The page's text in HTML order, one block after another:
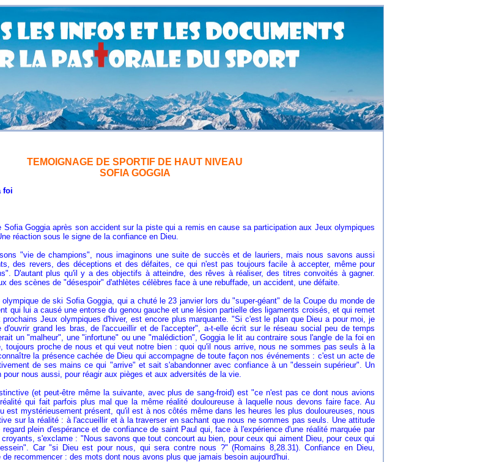
TEMOIGNAGE DE SPORTIF DE HAUT NIVEAU
SOFIA GOGGIA
Sofia Goggia après son accident sur la piste qui a remis en cause sa participation aux Jeux olympiques
réaction sous le signe de la confiance en Dieu.
"vie de champions", nous imaginons une suite de succès et de lauriers, mais nous savons aussi
des revers, des déceptions et des défaites, ce qui n'est pas toujours facile à accepter, même pour
D'autant plus qu'il y a des objectifs à atteindre, des rêves à réaliser, des titres convoités à gagner.
des scènes de "désespoir" d'athlètes célèbres face à une rebuffade, un accident, une défaite.
olympique de ski Sofia Goggia, qui a chuté le 23 janvier lors du "super-géant" de la Coupe du monde de
qui lui a causé une entorse du genou gauche et une lésion partielle des ligaments croisés, et qui remet
Jeux olympiques d'hiver, est encore plus marquante. "Si c'est le plan que Dieu a pour moi, je
d'ouvrir grand les bras, de l'accueillir et de l'accepter", a-t-elle écrit sur le réseau social peu de temps
un "malheur", une "infortune" ou une "malédiction", Goggia le lit au contraire sous l'angle de la foi en
toujours proche de nous et qui veut notre bien : quoi qu'il nous arrive, nous ne sommes pas seuls à la
la présence cachée de Dieu qui accompagne de toute façon nos événements : c'est un acte de
de ses mains ce qui "arrive" et sait s'abandonner avec confiance à un "dessein supérieur". Un
pour nous aussi, pour réagir aux pièges et aux adversités de la vie.
(et peut-être même la suivante, avec plus de sang-froid) est "ce n'est pas ce dont nous avions
qui fait parfois plus mal que la même réalité douloureuse à laquelle nous devons faire face. Au
est mystérieusement présent, qu'il est à nos côtés même dans les heures les plus douloureuses, nous
sur la réalité : à l'accueillir et à la traverser en sachant que nous ne sommes pas seuls. Une attitude
plein d'espérance et de confiance de saint Paul qui, face à l'expérience d'une réalité marquée par
s'exclame : "Nous savons que tout concourt au bien, pour ceux qui aiment Dieu, pour ceux qui
Car "si Dieu est pour nous, qui sera contre nous ?" (Romains 8,28.31). Confiance en Dieu,
recommencer : des mots dont nous avons plus que jamais besoin aujourd'hui.